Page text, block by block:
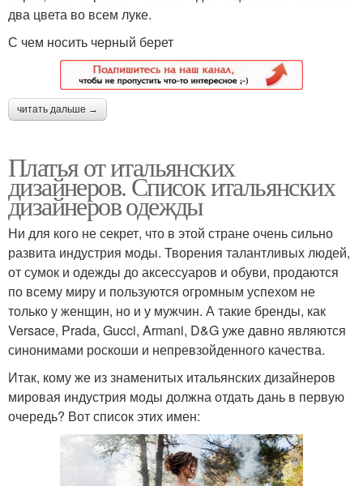
два цвета во всем луке.
С чем носить черный берет
читать дальше →
Платья от итальянских
дизайнеров. Список итальянских
дизайнеров одежды
Ни для кого не секрет, что в этой стране очень сильно
развита индустрия моды. Творения талантливых людей,
от сумок и одежды до аксессуаров и обуви, продаются
по всему миру и пользуются огромным успехом не
только у женщин, но и у мужчин. А такие бренды, как
Versace, Prada, Gucci, Armani, D&G уже давно являются
синонимами роскоши и непревзойденного качества.
Итак, кому же из знаменитых итальянских дизайнеров
мировая индустрия моды должна отдать дань в первую
очередь? Вот список этих имен: